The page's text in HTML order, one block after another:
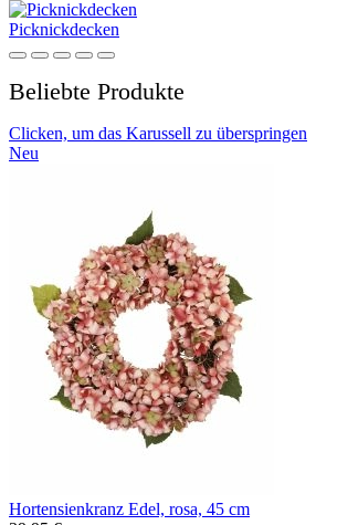
Picknickdecken
Beliebte Produkte
Clicken, um das Karussell zu überspringen
Neu
Hortensienkranz Edel, rosa, 45 cm